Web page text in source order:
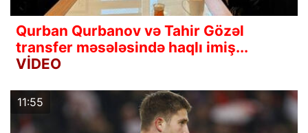
Qurban Qurbanov və Tahir Gözəl
transfer məsələsində haqlı imiş...
VİDEO
11:55